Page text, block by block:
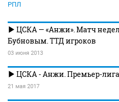
РПЛ
ЦСКА — «Анжи». Матч
Бубновым. ТТД игроков
03 июня 2013
ЦСКА - Анжи. Премьер-лига
21 мая 2017